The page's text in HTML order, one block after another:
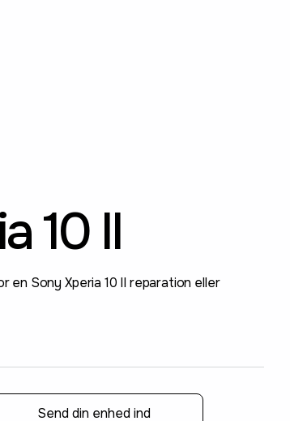
10 II
en Sony Xperia 10 II reparation eller
Send din enhed ind